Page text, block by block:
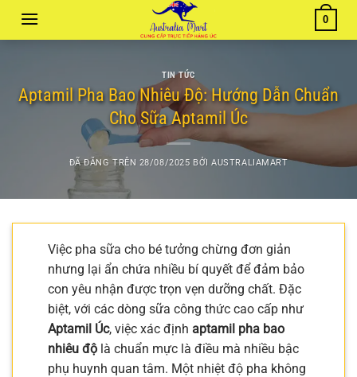
0
TIN TỨC
Aptamil Pha Bao Nhiêu Độ: Hướng Dẫn Chuẩn
Cho Sữa Aptamil Úc
ĐÃ ĐĂNG TRÊN 28/08/2025 BỞIAUSTRALIAMART
Việc pha sữa cho bé tưởng chừng đơn giản
nhưng lại ẩn chứa nhiều bí quyết để đảm bảo
con yêu nhận được trọn vẹn dưỡng chất. Đặc
biệt, với các dòng sữa công thức cao cấp như
Aptamil Úc, việc xác định aptamil pha bao
nhiêu độ là chuẩn mực là điều mà nhiều bậc
phụ huynh quan tâm. Một nhiệt độ pha không